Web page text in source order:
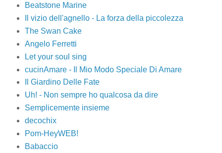
Beatstone Marine
Il vizio dell'agnello - La forza della piccolezza
The Swan Cake
Angelo Ferretti
Let your soul sing
cucinAmare - Il Mio Modo Speciale Di Amare
Il Giardino Delle Fate
Uh! - Non sempre ho qualcosa da dire
Semplicemente insieme
decochix
Pom-HeyWEB!
Babaccio